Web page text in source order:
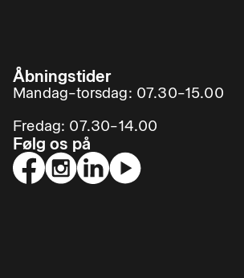
Åbningstider
Mandag–torsdag: 07.30–15.00
Fredag: 07.30–14.00
Følg os på